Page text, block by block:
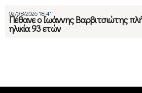
02/08/2026 18:41
Πέθανε ο Ιωάννης Βαρβιτσιώτης
ηλικία 93 ετών